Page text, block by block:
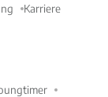
Karriere